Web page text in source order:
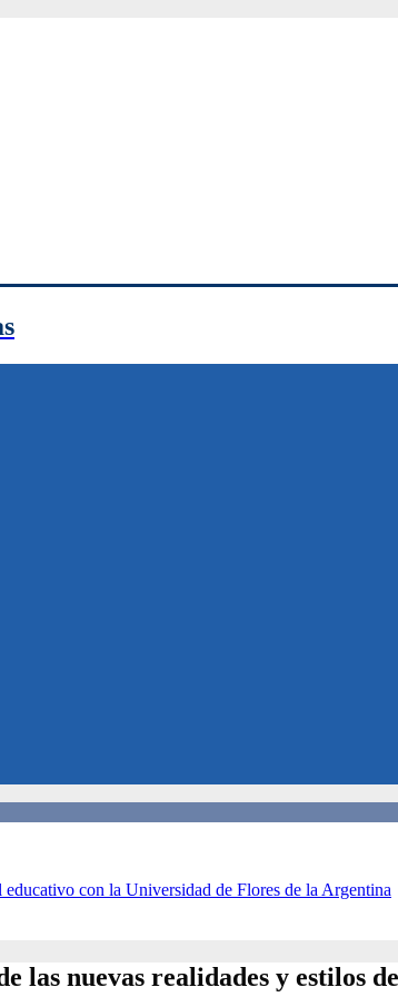
con la Universidad de Flores de la Argentina
las nuevas realidades y estilos